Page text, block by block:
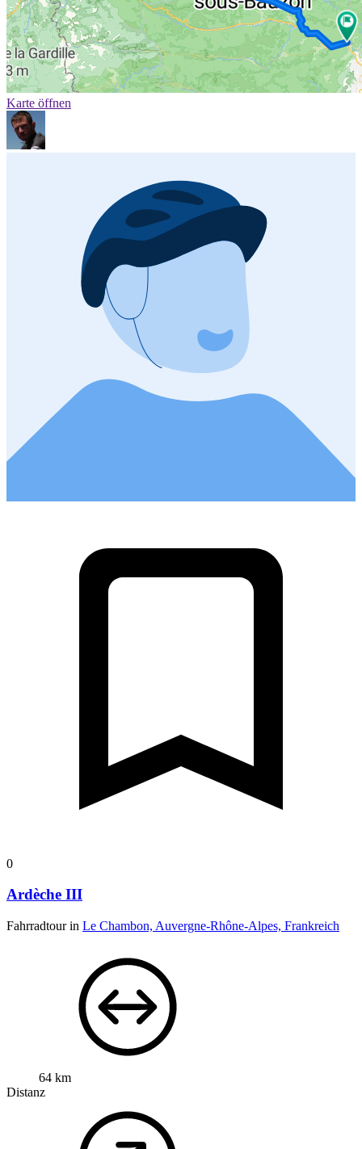
Karte öffnen
0
Ardèche III
Fahrradtour in Le Chambon, Auvergne-Rhône-Alpes, Frankreich
64 km
Distanz